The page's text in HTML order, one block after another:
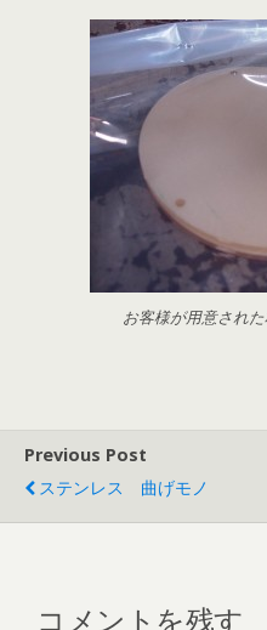
お客様が用意された
Previous Post
ステンレス 曲げモノ
コメントを残す